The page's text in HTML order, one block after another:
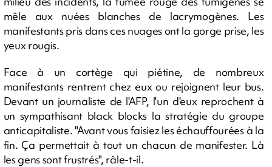
mêle aux nuées blanches de lacrymogènes. Les
manifestants pris dans ces nuages ont la gorge prise, les
yeux rougis.
Face à un cortège qui piétine, de nombreux
manifestants rentrent chez eux ou rejoignent leur bus.
Devant un journaliste de l'AFP, l'un d'eux reprochent à
un sympathisant black blocks la stratégie du groupe
anticapitaliste. "Avant vous faisiez les échauffourées à la
fin. Ça permettait à tout un chacun de manifester. Là
les gens sont frustrés", râle-t-il.